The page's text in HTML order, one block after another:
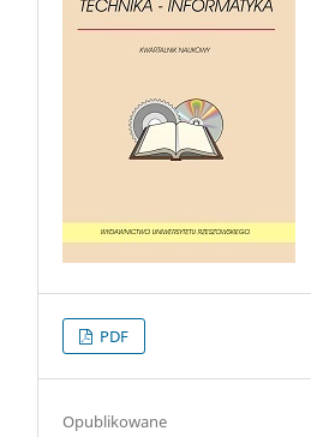
PDF
Opublikowane